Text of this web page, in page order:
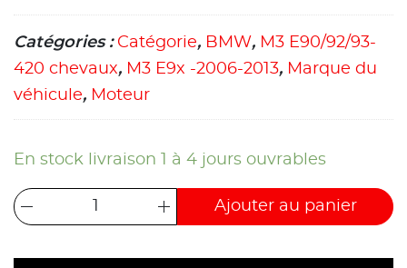
Catégories : Catégorie, BMW, M3 E90/92/93-
420 chevaux, M3 E9x -2006-2013, Marque du
véhicule, Moteur
En stock livraison 1 à 4 jours ouvrables
Ajouter au panier